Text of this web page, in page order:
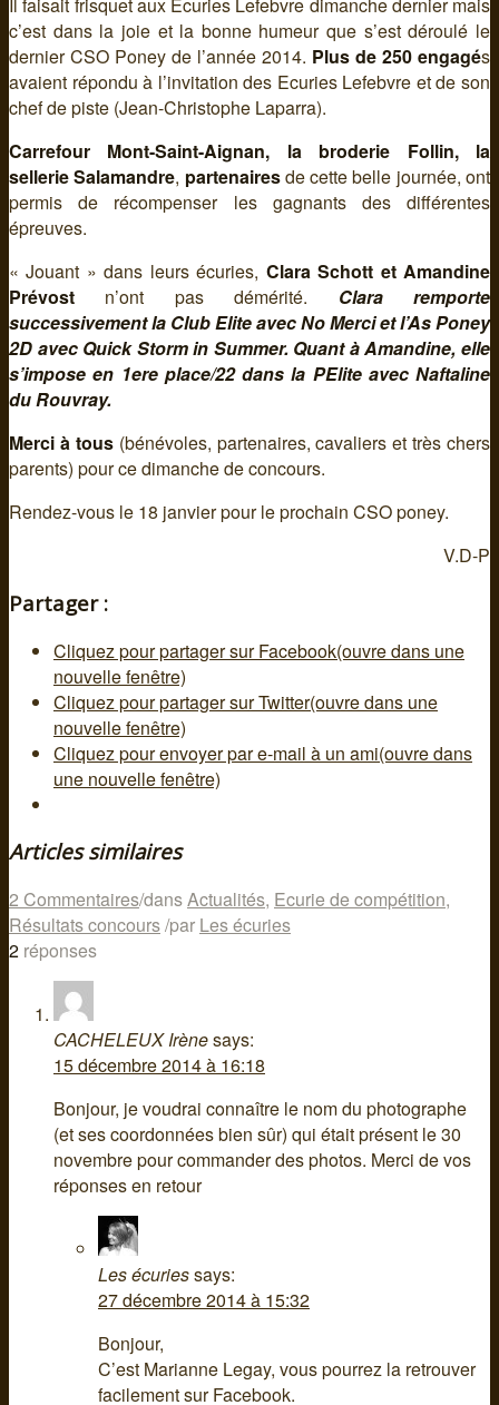
Il faisait frisquet aux Ecuries Lefebvre dimanche dernier mais
c’est dans la joie et la bonne humeur que s’est déroulé le
dernier CSO Poney de l’année 2014. Plus de 250 engagés
avaient répondu à l’invitation des Ecuries Lefebvre et de son
chef de piste (Jean-Christophe Laparra).
Carrefour Mont-Saint-Aignan, la broderie Follin, la
sellerie Salamandre, partenairesde cette belle journée, ont
permis de récompenser les gagnants des différentes
épreuves.
« Jouant » dans leurs écuries, Clara Schott et Amandine
Prévost n’ont pas démérité. Clara remporte
successivement la Club Elite avec No Merci et l’As Poney
2D avec Quick Storm in Summer. Quant à Amandine, elle
s’impose en 1ere place/22 dans la PElite avec Naftaline
du Rouvray.
Merci à tous(bénévoles, partenaires, cavaliers et très chers
parents) pour ce dimanche de concours.
Rendez-vous le 18 janvier pour le prochain CSO poney.
V.D-P
Partager :
Cliquez pour partager sur Facebook(ouvre dans une
nouvelle fenêtre)
Cliquez pour partager sur Twitter(ouvre dans une
nouvelle fenêtre)
Cliquez pour envoyer par e-mail à un ami(ouvre dans
une nouvelle fenêtre)
Articles similaires
2 Commentaires/dansActualités, Ecurie de compétition,
Résultats concours/par Les écuries
2 réponses
CACHELEUX Irènesays:
15 décembre 2014 à 16:18
Bonjour, je voudrai connaître le nom du photographe
(et ses coordonnées bien sûr) qui était présent le 30
novembre pour commander des photos. Merci de vos
réponses en retour
Les écuriessays:
27 décembre 2014 à 15:32
Bonjour,
C’est Marianne Legay, vous pourrez la retrouver
facilement sur Facebook.